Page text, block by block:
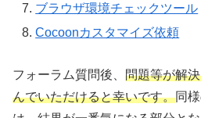
ブラウザ環境チェックツール
Cocoonカスタマイズ依頼
フォーラム質問後、 問題等が解
んでいただけると幸いです。同